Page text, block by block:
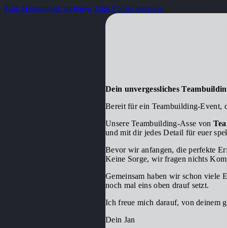
Zum Hauptinhalt springen Zum Footer springen
Dein unvergessliches
Bereit für ein Teambuilding-Event,
Unsere Teambuilding-Asse von
und mit dir jedes Detail für euer
Bevor wir anfangen, die perfekte
Keine Sorge, wir fragen nichts
Gemeinsam haben wir schon viele
noch mal eins oben drauf setzt.
Ich freue mich darauf, von deinem
Dein Jan